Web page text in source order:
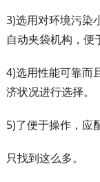
3)选用对环境污染
自动夹袋机构，便
4)选用性能可靠而
济状况进行选择。
5)了便于操作，应
只找到这么多。